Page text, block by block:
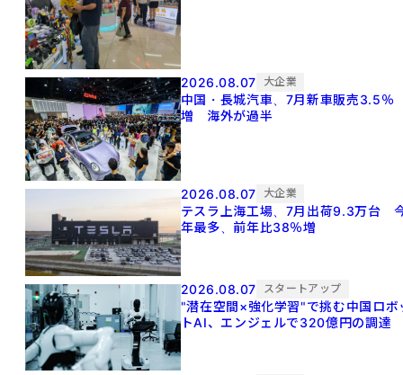
2026.08.07 大企業
中国・長城汽車、7月新車販売3.5％
増 海外が過半
2026.08.07 大企業
テスラ上海工場、7月出荷9.3万台
年最多、前年比38％増
2026.08.07 スタートアップ
"潜在空間×強化学習"で挑む中国ロボ
トAI、エンジェルで320億円の調達